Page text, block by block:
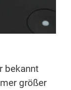
bekannt
größer